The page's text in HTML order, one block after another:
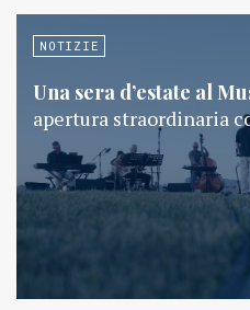
NOTIZIE
Una sera d’estate al
apertura straordinaria